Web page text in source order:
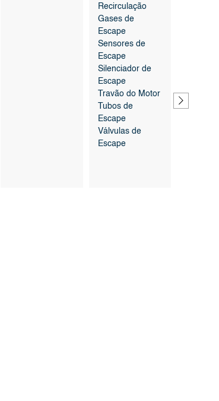
Recirculação
Gases de
Escape
Sensores de
Escape
Silenciador de
Escape
Travão do Motor
Tubos de
Escape
Válvulas de
Escape